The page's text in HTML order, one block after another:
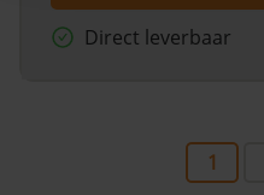
Direct leverbaar
1